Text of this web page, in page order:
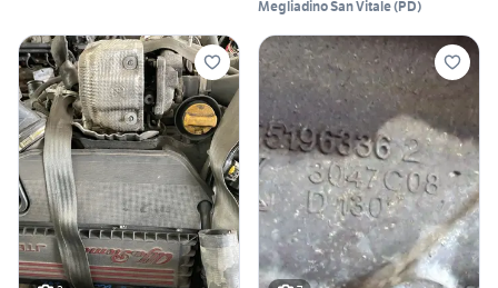
Megliadino San Vitale(PD)